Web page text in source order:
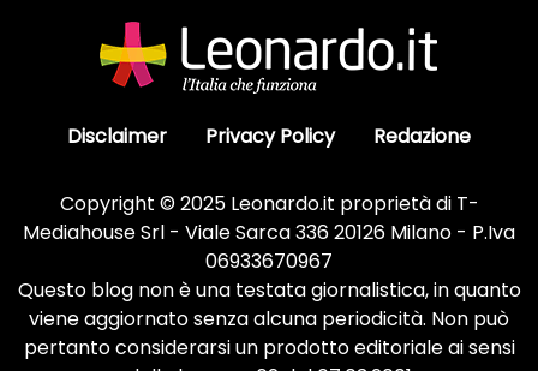
Disclaimer Privacy Policy Redazione
Copyright © 2025 Leonardo.it proprietà di T-
Mediahouse Srl - Viale Sarca 336 20126 Milano - P.Iva
06933670967
Questo blog non è una testata giornalistica, in quanto
viene aggiornato senza alcuna periodicità. Non può
pertanto considerarsi un prodotto editoriale ai sensi